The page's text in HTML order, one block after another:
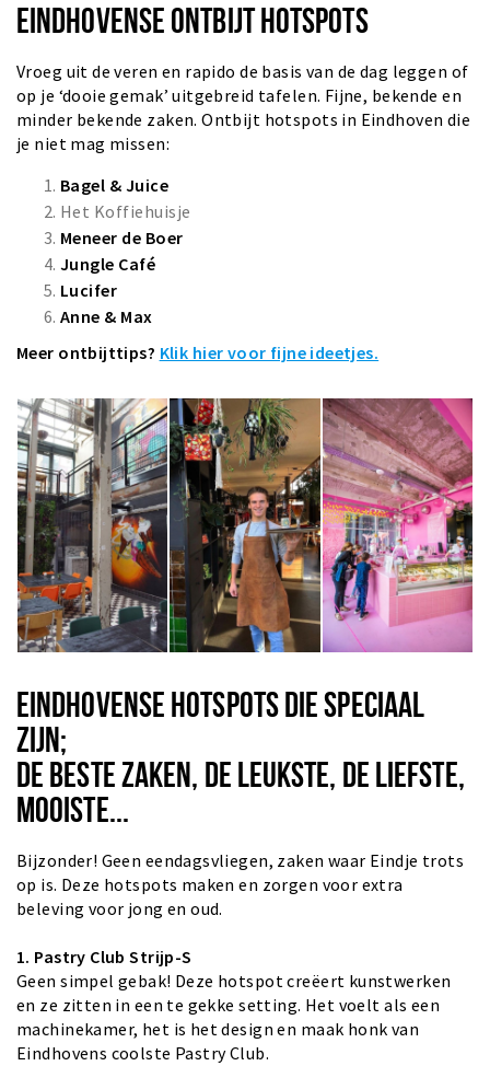
EINDHOVENSE ONTBIJT HOTSPOTS
Vroeg uit de veren en rapido de basis van de dag leggen of
op je ‘dooie gemak’ uitgebreid tafelen. Fijne, bekende en
minder bekende zaken. Ontbijt hotspots in Eindhoven die
je niet mag missen:
Bagel & Juice
Het Koffiehuisje
Meneer de Boer
Jungle Café
Lucifer
Anne & Max
Meer ontbijttips? Klik hier voor fijne ideetjes.
EINDHOVENSE HOTSPOTS DIE SPECIAAL
ZIJN;
DE BESTE ZAKEN, DE LEUKSTE, DE LIEFSTE,
MOOISTE...
Bijzonder! Geen eendagsvliegen, zaken waar Eindje trots
op is. Deze hotspots maken en zorgen voor extra
beleving voor jong en oud.
1. Pastry Club Strijp-S
Geen simpel gebak! Deze hotspot creëert kunstwerken
en ze zitten in een te gekke setting. Het voelt als een
machinekamer, het is het design en maak honk van
Eindhovens coolste Pastry Club.